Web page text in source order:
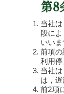
第8
当社
段に
いい
前項
利用停
当社
は，
前2項